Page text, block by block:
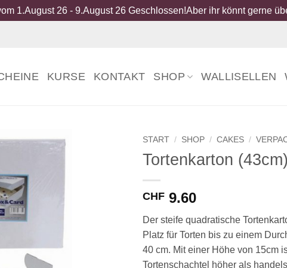
1.August 26 - 9.August 26 Geschlossen!Aber ihr könnt gerne
KURSE KONTAKT SHOP WALLISELLEN
START / SHOP / CAKES /
Tortenkarton (43cm)
CHF 9.60
Der steife quadratische
Platz für Torten bis zu einem
40 cm. Mit einer Höhe von 15cm
Tortenschachtel höher als